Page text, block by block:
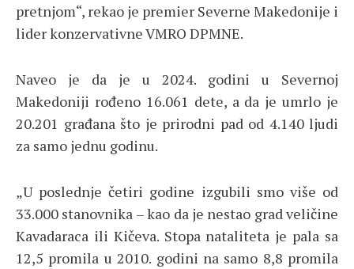
pretnjom“, rekao je premier Severne Makedonije i
lider konzervativne VMRO DPMNE.
Naveo je da je u 2024. godini u Severnoj
Makedoniji rođeno 16.061 dete, a da je umrlo je
20.201 građana što je prirodni pad od 4.140 ljudi
za samo jednu godinu.
„U poslednje četiri godine izgubili smo više od
33.000 stanovnika – kao da je nestao grad veličine
Kavadaraca ili Kičeva. Stopa nataliteta je pala sa
12,5 promila u 2010. godini na samo 8,8 promila